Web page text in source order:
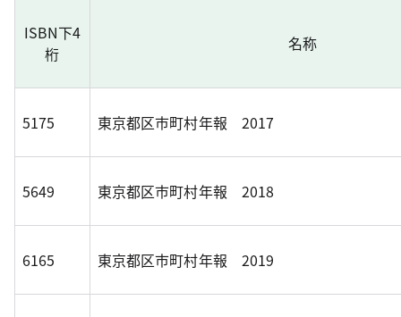
ISBN下4
桁
名称
5175 東京都区市町村年報 2017
5649 東京都区市町村年報 2018
6165 東京都区市町村年報 2019